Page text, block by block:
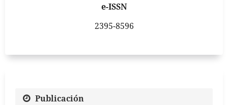
e-ISSN
2395-8596
Publicación